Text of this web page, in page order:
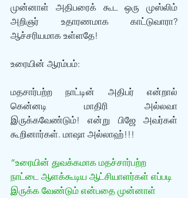
முன்னாள் அதிபரைக் கூட ஒரு முஸ்லிம்
அறிஞர் உதாரணமாக காட்டுவாரா?
ஆச்சரியமாக உள்ளதே!
உரையின் ஆரம்பம்:
மதசார்பற்ற நாட்டின் அதிபர் என்றால்
கென்னடி மாதிரி அல்லவா
இருக்கவேண்டும்! என்று பிஜே அவர்கள்
கூறினார்கள். மாஷா அல்லாஹ்!!!
“உரையின் துவக்கமாக மதச்சார்பற்ற
நாட்டை ஆளக்கூடிய ஆட்சியாளர்கள் எப்படி
இருக்க வேண்டும் என்பதை முன்னாள்